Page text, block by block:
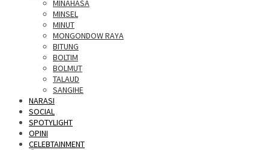
MINAHASA
MINSEL
MINUT
MONGONDOW RAYA
BITUNG
BOLTIM
BOLMUT
TALAUD
SANGIHE
NARASI
SOCIAL
SPOTYLIGHT
OPINI
CELEBTAINMENT